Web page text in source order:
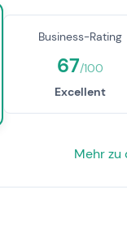
Business-Rating
67/100
Excellent
Mehr zu